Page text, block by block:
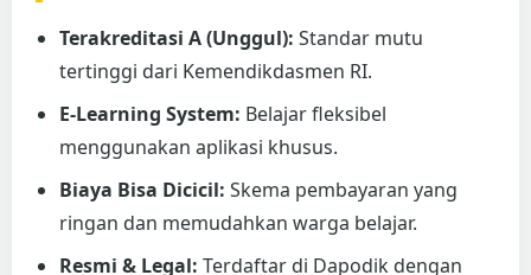
Terakreditasi A (Unggul): Standar mutu
tertinggi dari Kemendikdasmen RI.
E-Learning System: Belajar fleksibel
menggunakan aplikasi khusus.
Biaya Bisa Dicicil: Skema pembayaran yang
ringan dan memudahkan warga belajar.
Resmi & Legal: Terdaftar di Dapodik dengan